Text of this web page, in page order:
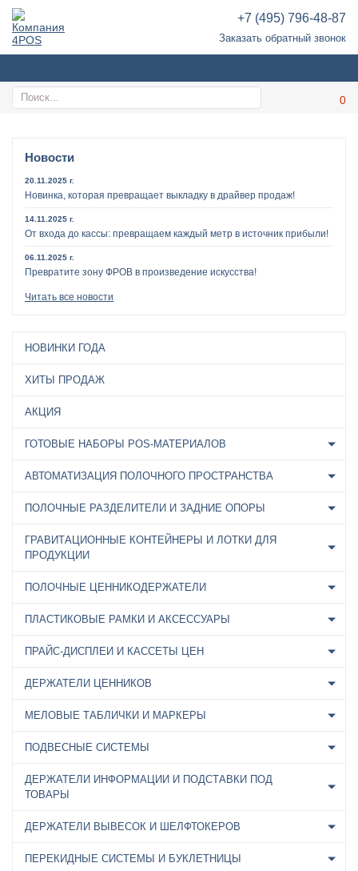
+7 (495) 796-48-87
Заказать обратный звонок
Новости
20.11.2025 г.
Новинка, которая превращает выкладку в драйвер продаж!
14.11.2025 г.
От входа до кассы: превращаем каждый метр в источник прибыли!
06.11.2025 г.
Превратите зону ФРОВ в произведение искусства!
Читать все новости
НОВИНКИ ГОДА
ХИТЫ ПРОДАЖ
АКЦИЯ
ГОТОВЫЕ НАБОРЫ POS-МАТЕРИАЛОВ
АВТОМАТИЗАЦИЯ ПОЛОЧНОГО ПРОСТРАНСТВА
ПОЛОЧНЫЕ РАЗДЕЛИТЕЛИ И ЗАДНИЕ ОПОРЫ
ГРАВИТАЦИОННЫЕ КОНТЕЙНЕРЫ И ЛОТКИ ДЛЯ
ПРОДУКЦИИ
ПОЛОЧНЫЕ ЦЕННИКОДЕРЖАТЕЛИ
ПЛАСТИКОВЫЕ РАМКИ И АКСЕССУАРЫ
ПРАЙС-ДИСПЛЕИ И КАССЕТЫ ЦЕН
ДЕРЖАТЕЛИ ЦЕННИКОВ
МЕЛОВЫЕ ТАБЛИЧКИ И МАРКЕРЫ
ПОДВЕСНЫЕ СИСТЕМЫ
ДЕРЖАТЕЛИ ИНФОРМАЦИИ И ПОДСТАВКИ ПОД
ТОВАРЫ
ДЕРЖАТЕЛИ ВЫВЕСОК И ШЕЛФТОКЕРОВ
ПЕРЕКИДНЫЕ СИСТЕМЫ И БУКЛЕТНИЦЫ